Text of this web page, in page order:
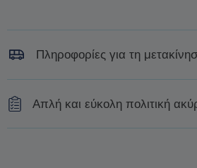
Πληροφορίες για τη
κράτησης.
Απλή και εύκολη πολιτική